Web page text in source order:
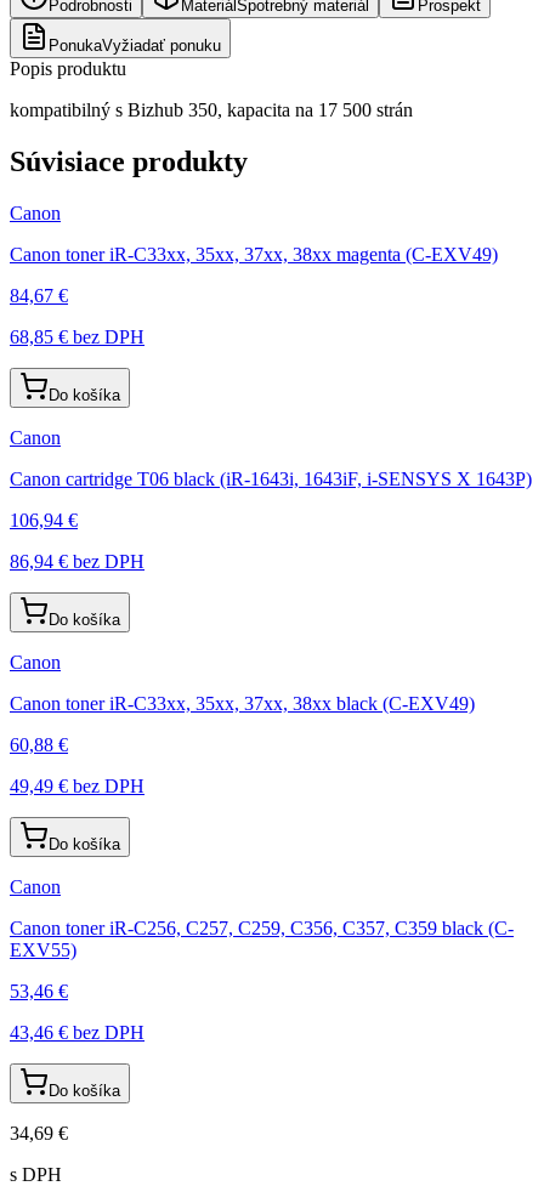
Podrobnosti Materiál Spotrebný materiál Prospekt
PonukaVyžiadať ponuku
Popis produktu
kompatibilný s Bizhub 350, kapacita na 17 500 strán
Súvisiace produkty
Canon
Canon toner iR-C33xx, 35xx, 37xx, 38xx magenta (C-EXV49)
84,67 €
68,85 € bez DPH
Do košíka
Canon
Canon cartridge T06 black (iR-1643i, 1643iF, i-SENSYS X 1643P)
106,94 €
86,94 € bez DPH
Do košíka
Canon
Canon toner iR-C33xx, 35xx, 37xx, 38xx black (C-EXV49)
60,88 €
49,49 € bez DPH
Do košíka
Canon
Canon toner iR-C256, C257, C259, C356, C357, C359 black (C-
EXV55)
53,46 €
43,46 € bez DPH
Do košíka
34,69 €
s DPH